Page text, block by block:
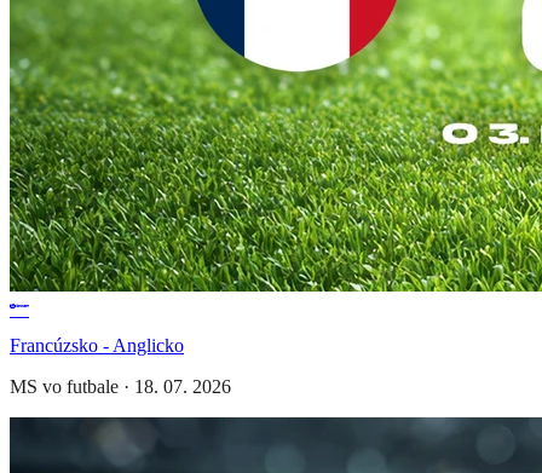
Francúzsko - Anglicko
MS vo futbale · 18. 07. 2026